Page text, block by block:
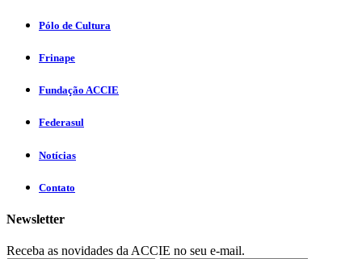
Pólo de Cultura
Frinape
Fundação ACCIE
Federasul
Notícias
Contato
Newsletter
Receba as novidades da ACCIE no seu e-mail.